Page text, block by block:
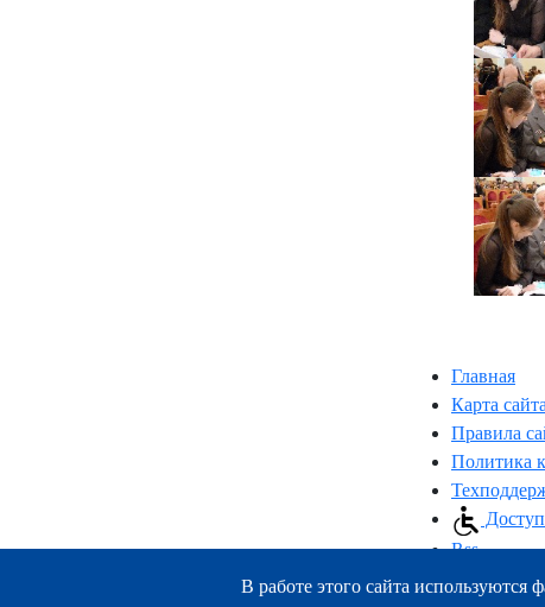
Главная
Карта сайта
Правила
Политика
Rss
В работе этого сайта используются